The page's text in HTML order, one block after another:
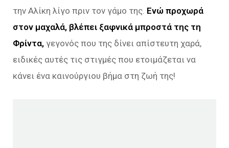
την Αλίκη λίγο πριν τον γάμο της. Ενώ προχωρά
στον μαχαλά, βλέπει ξαφνικά μπροστά της τη
Φρίντα, γεγονός που της δίνει απίστευτη χαρά,
ειδικές αυτές τις στιγμές που ετοιμάζεται να
κάνει ένα καινούργιου βήμα στη ζωή της!